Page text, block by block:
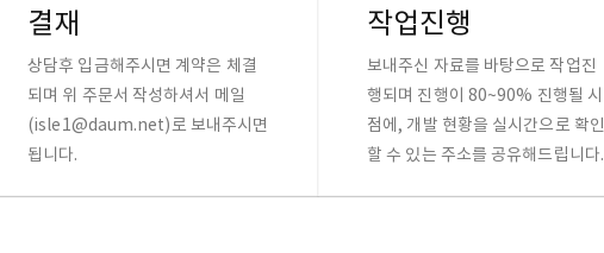
결재
상담후 입금해주시면 계약은 체결
되며 위 주문서 작성하셔서 메일
(isle1@daum.net)로 보내주시면
됩니다.
작업진행
보내주신 자료를 바탕으로 작업진
행되며 진행이 80~90% 진행될 시
점에, 개발 현황을 실시간으로 확인
할 수 있는 주소를 공유해드립니다.